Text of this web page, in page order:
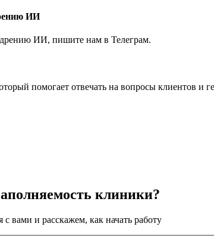
ИИ
ИИ, пишите нам в Телеграм.
помогает отвечать на вопросы клиентов
клиники?
вами и расскажем, как начать работу